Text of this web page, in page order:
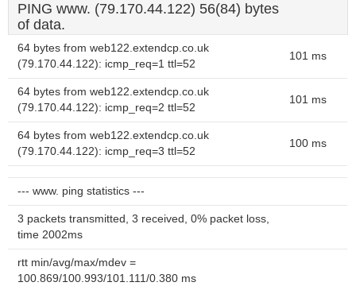
PING www. (79.170.44.122) 56(84) bytes
of data.
64 bytes from web122.extendcp.co.uk
(79.170.44.122): icmp_req=1 ttl=52
101 ms
64 bytes from web122.extendcp.co.uk
(79.170.44.122): icmp_req=2 ttl=52
101 ms
64 bytes from web122.extendcp.co.uk
(79.170.44.122): icmp_req=3 ttl=52
100 ms
--- www. ping statistics ---
3 packets transmitted, 3 received, 0% packet loss,
time 2002ms
rtt min/avg/max/mdev =
100.869/100.993/101.111/0.380 ms